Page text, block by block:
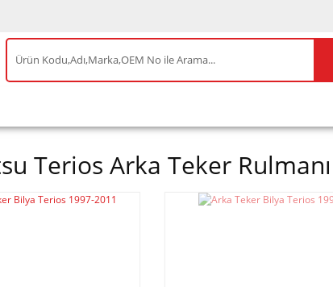
Terios Arka Teker Rulmanı